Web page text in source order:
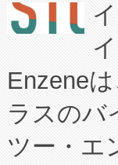
Enzene
ラスのバ
ツー・エ